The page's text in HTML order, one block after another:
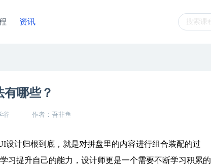
资讯
哪些？
谷 作者：吾非鱼
设计归根到底，就是对拼盘里的内容进行组合装配的过
习提升自己的能力，设计师更是一个需要不断学习积累的